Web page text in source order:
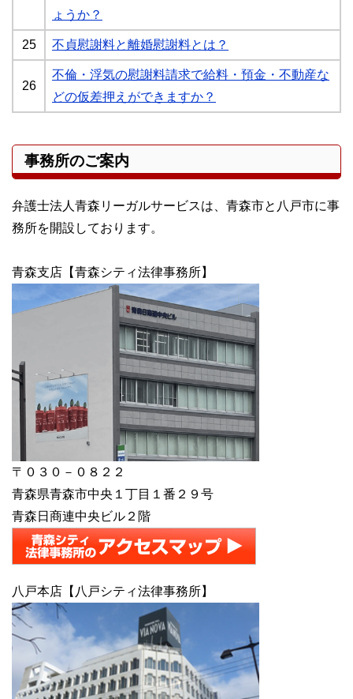
ょうか？
25 不貞慰謝料と離婚慰謝料とは？
26
不倫・浮気の慰謝料請求で給料・預金・不動産な
どの仮差押えができますか？
事務所のご案内
弁護士法人青森リーガルサービスは、青森市と八戸市に事
務所を開設しております。
青森支店【青森シティ法律事務所】
〒０３０－０８２２
青森県青森市中央１丁目１番２９号
青森日商連中央ビル２階
八戸本店【八戸シティ法律事務所】